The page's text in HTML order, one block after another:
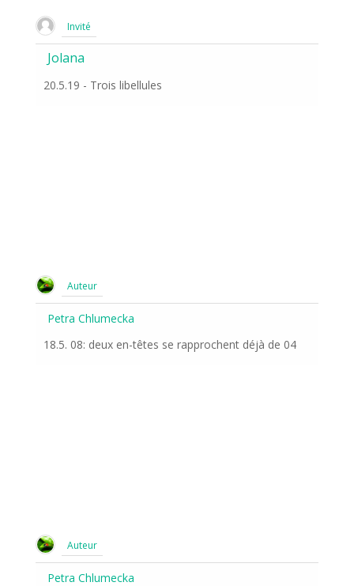
Invité
Jolana
20.5.19 - Trois libellules
Auteur
Petra Chlumecka
18.5. 08: deux en-têtes se rapprochent déjà de 04
Auteur
Petra Chlumecka